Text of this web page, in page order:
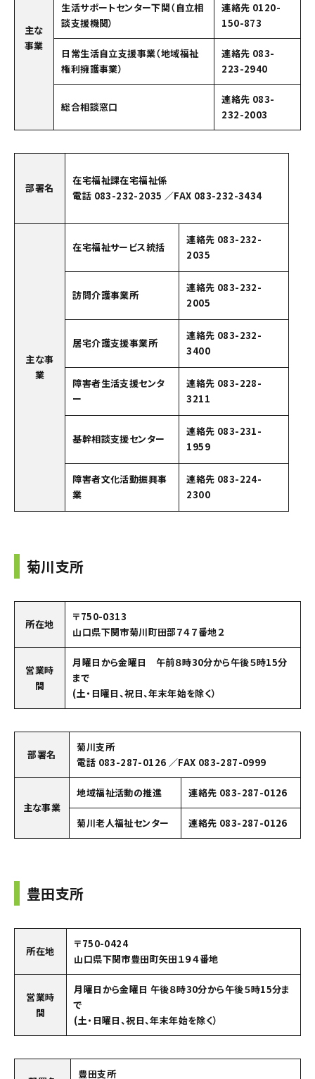
主な
事業
生活サポートセンター下関（自立相
談支援機関）
連絡先 0120-
150-873
日常生活自立支援事業（地域福祉
権利擁護事業）
連絡先 083-
223-2940
総合相談窓口
連絡先 083-
232-2003
部署名
在宅福祉課在宅福祉係
電話 083-232-2035 ／FAX 083-232-3434
主な事
業
在宅福祉サービス統括
連絡先 083-232-
2035
訪問介護事業所
連絡先 083-232-
2005
居宅介護支援事業所
連絡先 083-232-
3400
障害者生活支援センタ
ー
連絡先 083-228-
3211
基幹相談支援センター
連絡先 083-231-
1959
障害者文化活動振興事
業
連絡先 083-224-
2300
菊川支所
所在地
〒750-0313
山口県下関市菊川町田部７４７番地２
営業時
間
月曜日から金曜日 午前８時30分から午後５時15分
まで
(土・日曜日、祝日、年末年始を除く）
部署名
菊川支所
電話 083-287-0126 ／FAX 083-287-0999
主な事業
地域福祉活動の推進 連絡先 083-287-0126
菊川老人福祉センター 連絡先 083-287-0126
豊田支所
所在地
〒750-0424
山口県下関市豊田町矢田１９４番地
営業時
間
月曜日から金曜日 午後８時30分から午後５時15分ま
で
(土・日曜日、祝日、年末年始を除く）
豊田支所